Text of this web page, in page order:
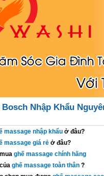
Nhập Khẩu
massage nhập khẩu ở đâu?
massage giá rẻ ở đâu?
ghế massage chính hãng
ghế massage toàn thân ?